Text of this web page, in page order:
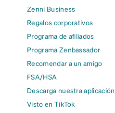
Zenni Business
Regalos corporativos
Programa de afiliados
Programa Zenbassador
Recomendar a un amigo
FSA/HSA
Descarga nuestra aplicación
Visto en TikTok